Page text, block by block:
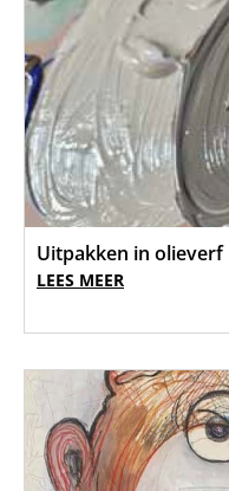
Uitpakken in olieverf
LEES MEER